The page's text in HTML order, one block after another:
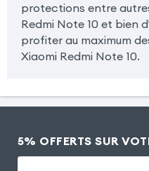
protections entre
Redmi Note 10 et bien
profiter au maximum
Xiaomi Redmi Note 10.
5% OFFERTS SUR